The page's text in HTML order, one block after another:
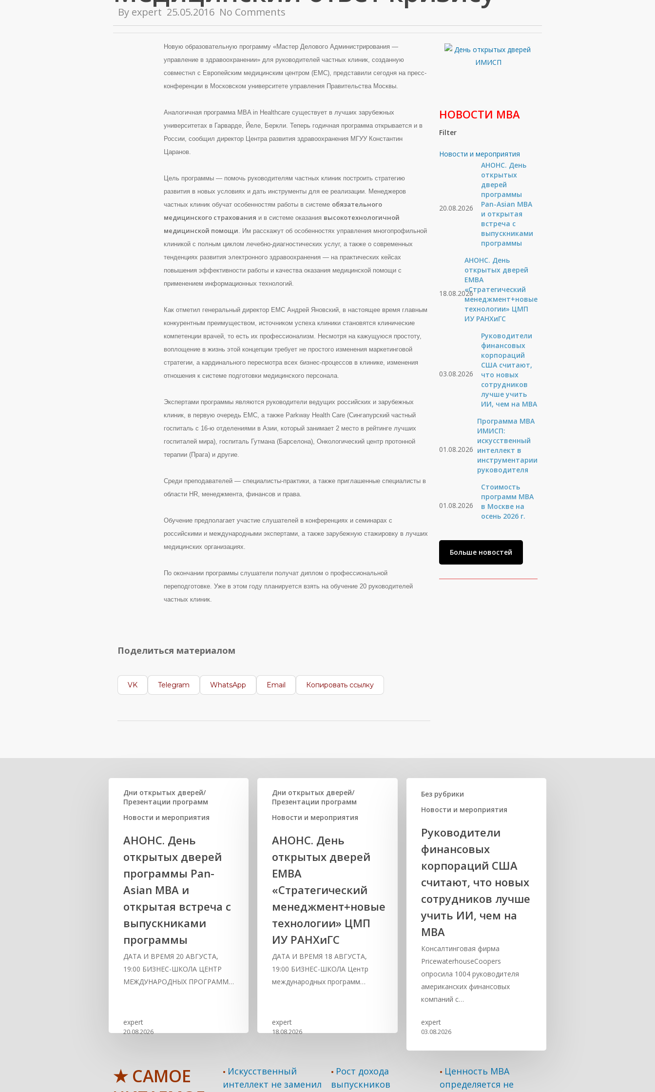
By expert 25.05.2016 No Comments
Новую образовательную программу «Мастер Делового Администрирования —
управление в здравоохранении» для руководителей частных клиник, созданную
совместнл с Европейским медицинским центром (ЕМC), представили сегодня на пресс-
конференции в Московском университете управления Правительства Москвы.
Аналогичная программа MBA in Healthcare существует в лучших зарубежных
университетах в Гарварде, Йеле, Беркли. Теперь годичная программа открывается и в
России, сообщил директор Центра развития здравоохранения МГУУ Константин
Царанов.
Цель программы — помочь руководителям частных клиник построить стратегию
развития в новых условиях и дать инструменты для ее реализации. Менеджеров
частных клиник обучат особенностям работы в системе обязательного
медицинского страхования и в системе оказания высокотехнологичной
медицинской помощи. Им расскажут об особенностях управления многопрофильной
клиникой с полным циклом лечебно-диагностических услуг, а также о современных
тенденциях развития электронного здравоохранения — на практических кейсах
повышения эффективности работы и качества оказания медицинской помощи с
применением информационных технологий.
Как отметил генеральный директор ЕМC Андрей Яновский, в настоящее время главным
конкурентным преимуществом, источником успеха клиники становятся клинические
компетенции врачей, то есть их профессионализм. Несмотря на кажущуюся простоту,
воплощение в жизнь этой концепции требует не простого изменения маркетинговой
стратегии, а кардинального пересмотра всех бизнес-процессов в клинике, изменения
отношения к системе подготовки медицинского персонала.
Экспертами программы являются руководители ведущих российских и зарубежных
клиник, в первую очередь ЕMC, а также Parkway Health Care (Сингапурский частный
госпиталь с 16-ю отделениями в Азии, который занимает 2 место в рейтинге лучших
госпиталей мира), госпиталь Гутмана (Барселона), Онкологический центр протонной
терапии (Прага) и другие.
Среди преподавателей — специалисты-практики, а также приглашенные специалисты в
области HR, менеджмента, финансов и права.
Обучение предполагает участие слушателей в конференциях и семинарах с
российскими и международными экспертами, а также зарубежную стажировку в лучших
медицинских организациях.
По окончании программы слушатели получат диплом о профессиональной
переподготовке. Уже в этом году планируется взять на обучение 20 руководителей
частных клиник.
Поделиться материалом
VK Telegram WhatsApp Email Копировать ссылку
НОВОСТИ МВА
Filter
Новости и мероприятия
20.08.2026
АНОНС. День
открытых
дверей
программы
Pan-Asian MBA
и открытая
встреча с
выпускниками
программы
18.08.2026
АНОНС. День
открытых дверей
ЕМВА
«Стратегический
менеджмент+новые
технологии» ЦМП
ИУ РАНХиГС
03.08.2026
Руководители
финансовых
корпораций
США считают,
что новых
сотрудников
лучше учить
ИИ, чем на МВА
01.08.2026
Программа MBA
ИМИСП:
искусственный
интеллект в
инструментарии
руководителя
01.08.2026
Стоимость
программ MBA
в Москве на
осень 2026 г.
Больше новостей
Дни открытых дверей/
Презентации программ
Новости и мероприятия
АНОНС. День
открытых дверей
программы Pan-
Asian MBA и
открытая встреча с
выпускниками
программы
ДАТА И ВРЕМЯ 20 АВГУСТА,
19:00 БИЗНЕС-ШКОЛА ЦЕНТР
МЕЖДУНАРОДНЫХ ПРОГРАММ…
expert
20.08.2026
Дни открытых дверей/
Презентации программ
Новости и мероприятия
АНОНС. День
открытых дверей
ЕМВА
«Стратегический
менеджмент+новые
технологии» ЦМП
ИУ РАНХиГС
ДАТА И ВРЕМЯ 18 АВГУСТА,
19:00 БИЗНЕС-ШКОЛА Центр
международных программ…
expert
18.08.2026
Без рубрики
Новости и мероприятия
Руководители
финансовых
корпораций США
считают, что новых
сотрудников лучше
учить ИИ, чем на
МВА
Консалтинговая фирма
PricewaterhouseCoopers
опросила 1004 руководителя
американских финансовых
компаний с…
expert
03.08.2026
★ САМОЕ
• Искусственный
интеллект не заменил
• Рост дохода
выпускников
• Ценность MBA
определяется не